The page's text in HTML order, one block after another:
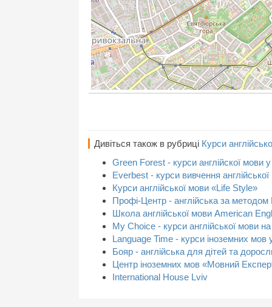
Дивіться також в рубриці Курси
Green Forest - курси англійскої мови
Everbest - курси вивчення
Курси англійської мови «Life Style»
Профі-Центр - англійська за
Школа англійської мови American
My Choice - курси англійської мови
Language Time - курси іноземних мов
Бояр - англійська для дітей та
Центр іноземних мов «Мовний
International House Lviv